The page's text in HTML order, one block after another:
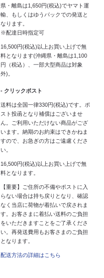
県・離島は1,650円(税込)でヤマト運
輸、もしくはゆうパックでの発送と
なります。
※配達日時指定可
16,500円(税込)以上お買い上げで無
料となります(沖縄県・離島は1,100
円（税込）、一部大型商品は対象
外)。
- クリックポスト
送料は全国一律330円(税込)です。ポ
スト投函となり補償はございませ
ん。ご利用いただけない商品がござ
います。納期のお約束はできかねま
すので、お急ぎの方はご遠慮くださ
い。
16,500円(税込)以上お買い上げで無
料となります。
【重要】ご住所の不備やポストに入
らない場合は持ち戻りとなり、確認
なく当店に荷物が着払いで戻されま
す。お客さまに着払い送料のご負担
をいただきますことをご了承くださ
い。再発送費用もお客さまのご負担
となります。
配送方法の詳細はこちら